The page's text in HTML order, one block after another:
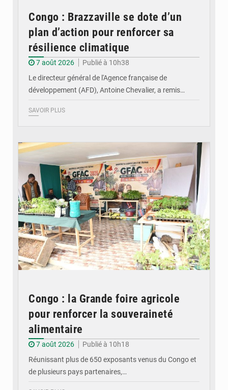
Congo : Brazzaville se dote d’un
plan d’action pour renforcer sa
résilience climatique
7 août 2026
Publié à 10h38
Le directeur général de l'Agence française de
développement (AFD), Antoine Chevalier, a remis…
SAVOIR PLUS
Congo : la Grande foire agricole
pour renforcer la souveraineté
alimentaire
7 août 2026
Publié à 10h18
Réunissant plus de 650 exposants venus du Congo et
de plusieurs pays partenaires,…